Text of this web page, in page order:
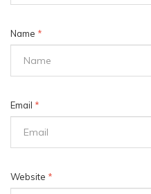
Name *
Email *
Website *